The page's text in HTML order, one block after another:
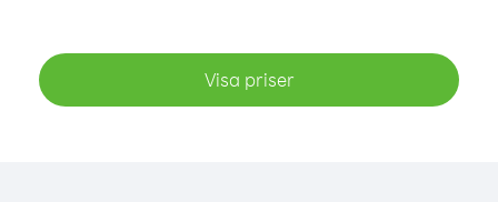
Visa priser